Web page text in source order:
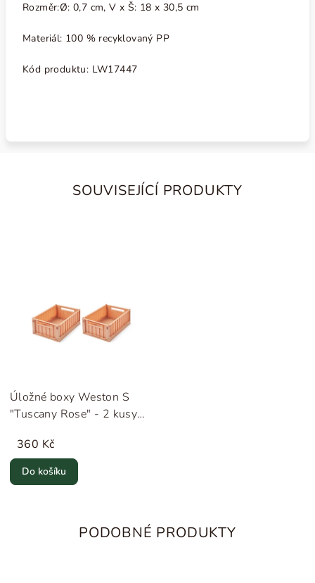
Rozměr:Ø: 0,7 cm, V x Š: 18 x 30,5 cm
Materiál: 100 % recyklovaný PP
Kód produktu: LW17447
SOUVISEJÍCÍ PRODUKTY
Úložné boxy Weston S
"Tuscany Rose" - 2 kusy
360 Kč
Do košíku
PODOBNÉ PRODUKTY